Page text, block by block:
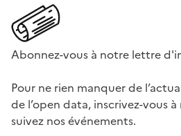
Abonnez-vous à notre lettre
Pour ne rien manquer de
de l’open data, inscrivez-vous
suivez nos événements.